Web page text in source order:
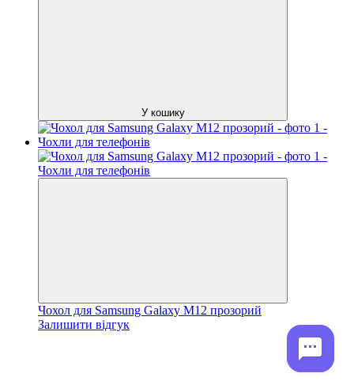
У кошику
Чохол для Samsung Galaxy M12 прозорий
Залишити відгук